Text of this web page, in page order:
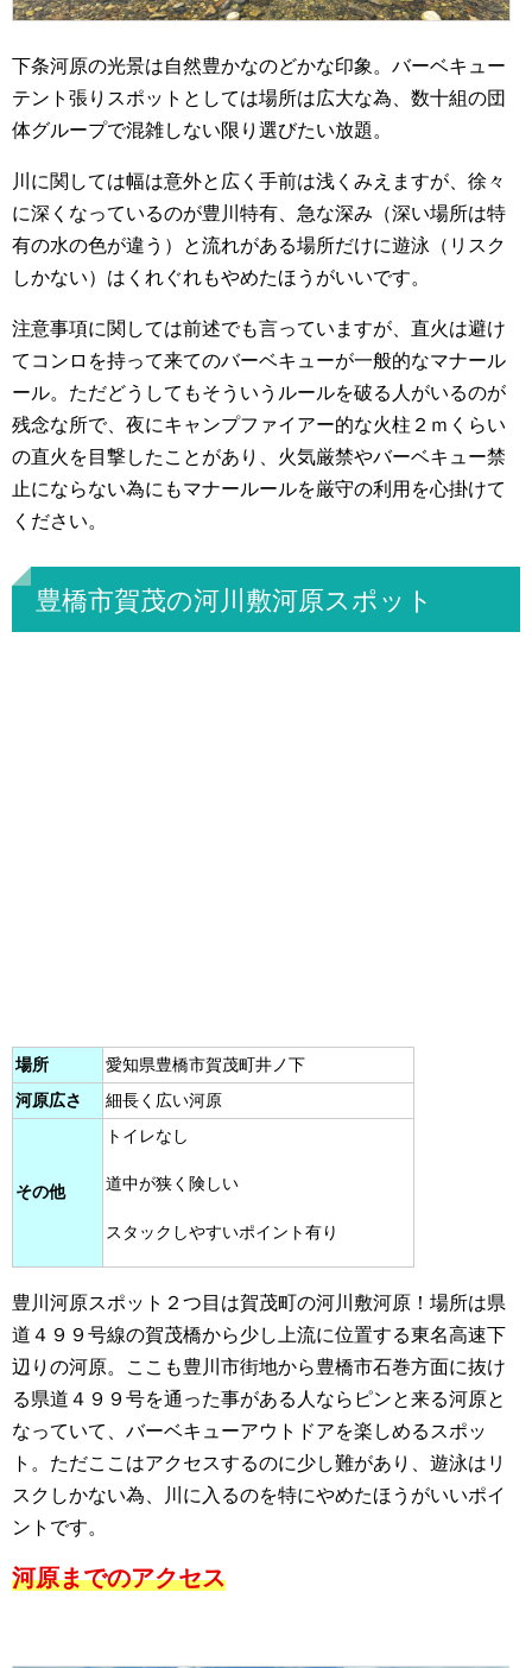
下条河原の光景は自然豊かなのどかな印象。バーベキュー
テント張りスポットとしては場所は広大な為、数十組の団
体グループで混雑しない限り選びたい放題。
川に関しては幅は意外と広く手前は浅くみえますが、徐々
に深くなっているのが豊川特有、急な深み（深い場所は特
有の水の色が違う）と流れがある場所だけに遊泳（リスク
しかない）はくれぐれもやめたほうがいいです。
注意事項に関しては前述でも言っていますが、直火は避け
てコンロを持って来てのバーベキューが一般的なマナール
ール。ただどうしてもそういうルールを破る人がいるのが
残念な所で、夜にキャンプファイアー的な火柱２ｍくらい
の直火を目撃したことがあり、火気厳禁やバーベキュー禁
止にならない為にもマナールールを厳守の利用を心掛けて
ください。
豊橋市賀茂の河川敷河原スポット
場所
愛知県豊橋市賀茂町井ノ下
河原広さ
細長く広い河原
その他
トイレなし
道中が狭く険しい
スタックしやすいポイント有り
豊川河原スポット２つ目は賀茂町の河川敷河原！場所は県
道４９９号線の賀茂橋から少し上流に位置する東名高速下
辺りの河原。ここも豊川市街地から豊橋市石巻方面に抜け
る県道４９９号を通った事がある人ならピンと来る河原と
なっていて、バーベキューアウトドアを楽しめるスポッ
ト。ただここはアクセスするのに少し難があり、遊泳はリ
スクしかない為、川に入るのを特にやめたほうがいいポイ
ントです。
河原までのアクセス